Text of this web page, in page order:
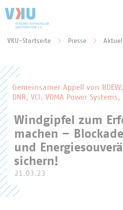
VKU-Startseite Presse
Gemeinsamer Appell von BDEW,
DNR, VCI, VDMA Power
Windgipfel zum
machen –
und
sichern!
21.03.23